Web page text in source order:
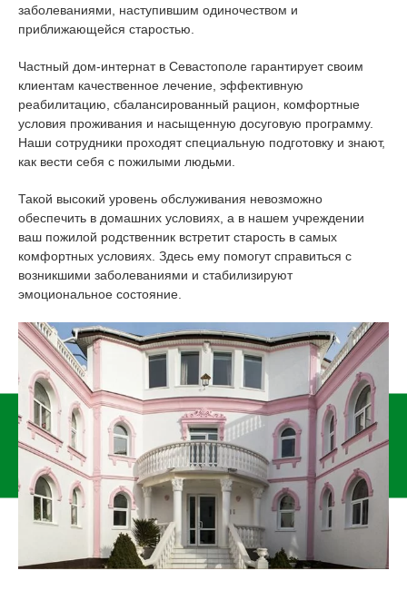
заболеваниями, наступившим одиночеством и
приближающейся старостью.
Частный дом-интернат в Севастополе гарантирует своим
клиентам качественное лечение, эффективную
реабилитацию, сбалансированный рацион, комфортные
условия проживания и насыщенную досуговую программу.
Наши сотрудники проходят специальную подготовку и знают,
как вести себя с пожилыми людьми.
Такой высокий уровень обслуживания невозможно
обеспечить в домашних условиях, а в нашем учреждении
ваш пожилой родственник встретит старость в самых
комфортных условиях. Здесь ему помогут справиться с
возникшими заболеваниями и стабилизируют
эмоциональное состояние.